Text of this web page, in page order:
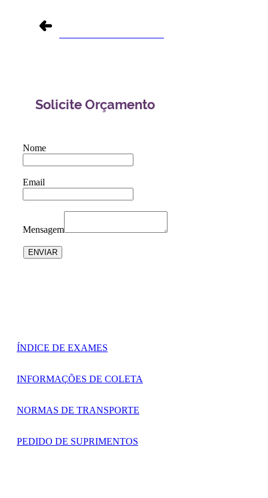
Solicite Orçamento
Nome
Email
Mensagem
ENVIAR
ÍNDICE DE EXAMES
INFORMAÇÕES DE COLETA
NORMAS DE TRANSPORTE
PEDIDO DE SUPRIMENTOS